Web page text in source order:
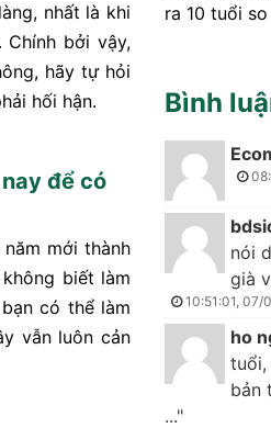
nhất là khi
Chính bởi vậy,
hãy tự hỏi
hối hận.
để có
mới thành
biết làm
có thể làm
vẫn luôn cản
ra 10 tuổi
Bình
nói
già
10:51:01, 07/
ho
tuổi,
bản
..."